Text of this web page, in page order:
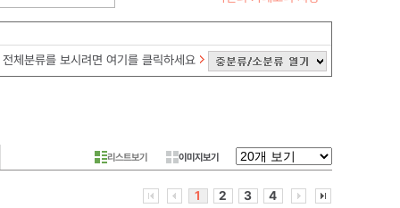
체분류를 보시려면 여기를 클릭하세요
리스트보기 이미지보기
1 2 3
4